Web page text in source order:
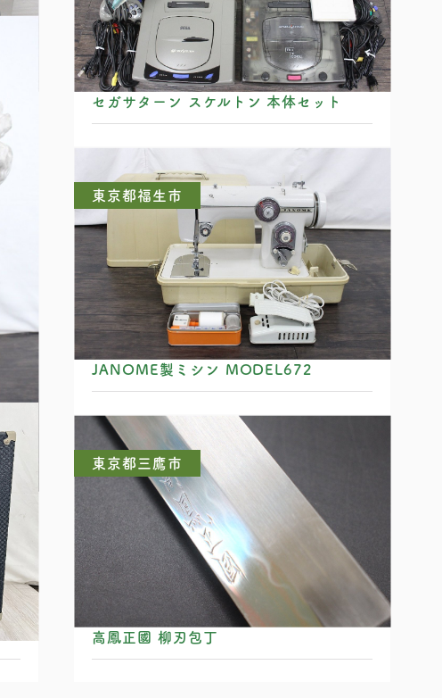
セガサターン スケルトン 本体セット
東京都福生市
JANOME製ミシン MODEL672
東京都三鷹市
高鳳正國 柳刃包丁